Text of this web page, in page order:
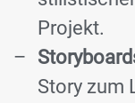
Projekt.
Story zum